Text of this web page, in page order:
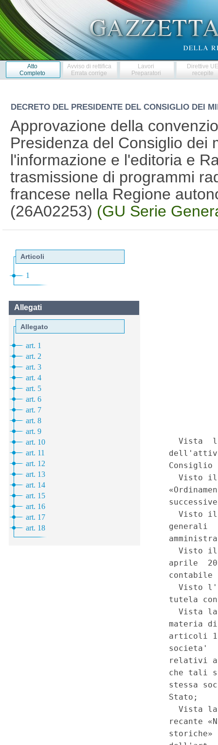
Atto
Completo
Avviso di rettifica
Errata corrige
Lavori
Preparatori
Direttive
recepite
DECRETO DEL PRESIDENTE DEL CONSIGLIO DEI
Approvazione della
Presidenza del Consiglio dei
l'informazione e l'editoria e
trasmissione di programmi
francese nella Regione
(26A02253) (GU Serie